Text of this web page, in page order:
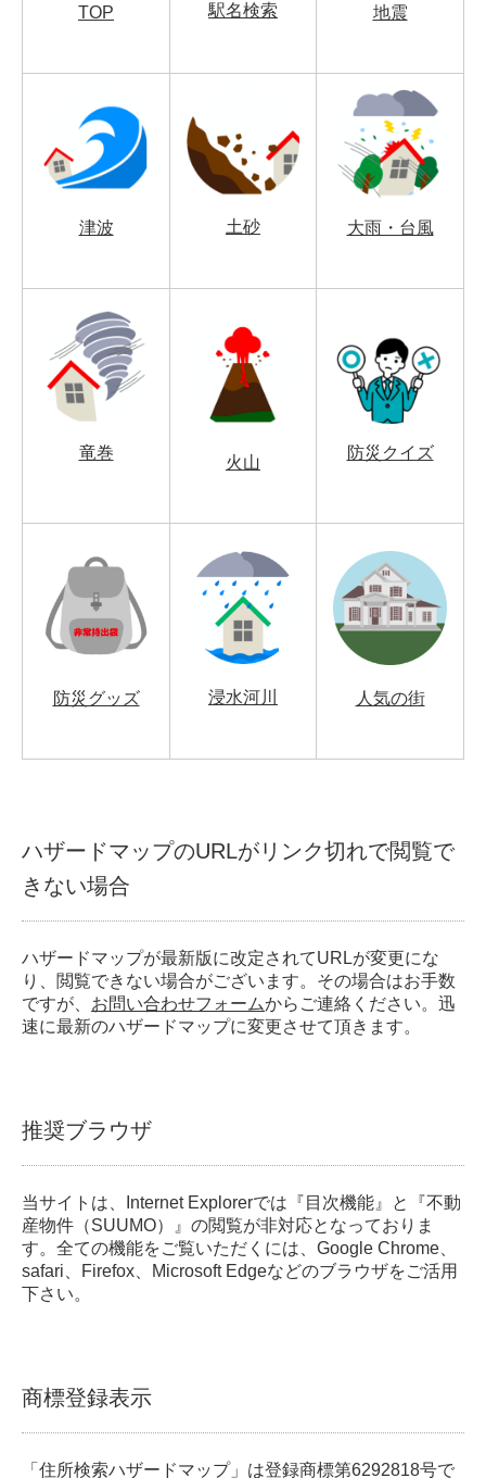
TOP 駅名検索 地震
津波 土砂 大雨・台風
竜巻
火山
防災クイズ
防災グッズ 浸水河川 人気の街
ハザードマップのURLがリンク切れで閲覧で
きない場合
ハザードマップが最新版に改定されてURLが変更にな
り、閲覧できない場合がございます。その場合はお手数
ですが、 お問い合わせフォームからご連絡ください。迅
速に最新のハザードマップに変更させて頂きます。
推奨ブラウザ
当サイトは、Internet Explorerでは『目次機能』と『不動
産物件（SUUMO）』の閲覧が非対応となっておりま
す。全ての機能をご覧いただくには、Google Chrome、
safari、Firefox、Microsoft Edgeなどのブラウザをご活用
下さい。
商標登録表示
「住所検索ハザードマップ」は登録商標第6292818号で